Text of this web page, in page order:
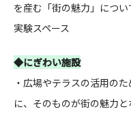
を産む「街の魅力」につ
実験スペース
◆にぎわい施設
・広場やテラスの活用の
に、そのものが街の魅力